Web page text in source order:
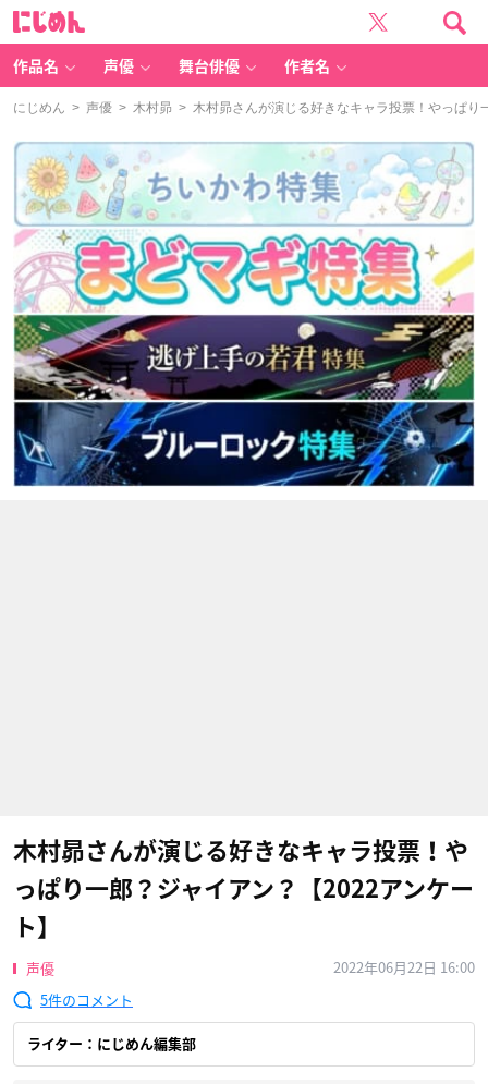
作品名 声優 舞台俳優 作者名
にじめん > 声優 > 木村昴 > 木村昴さんが演じる好きなキャラ投票！やっぱり
木村昴さんが演じる好きなキャラ投票！や
っぱり一郎？ジャイアン？【2022アンケー
ト】
声優
2022年06月22日 16:00
5
ライター：にじめん編集部